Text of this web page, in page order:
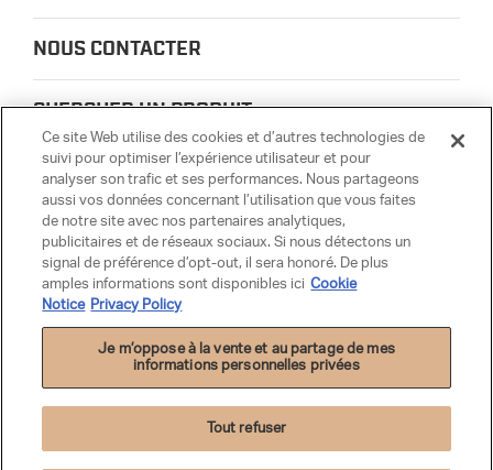
NOUS CONTACTER
CHERCHER UN PRODUIT
À PROPOS DE NOUS
CONFIDENTIALITÉ
PARTSMATTER
Cookie Settings|Cookie Notice
d’utilisation| Pour obtenir les détails complets du concours et connaître les
Ce site Web utilise des cookies et d’autres technologies de
suivi pour optimiser l’expérience utilisateur et pour
analyser son trafic et ses performances. Nous partageons
aussi vos données concernant l’utilisation que vous faites
de notre site avec nos partenaires analytiques,
publicitaires et de réseaux sociaux. Si nous détectons un
signal de préférence d’opt-out, il sera honoré. De plus
amples informations sont disponibles ici Cookie
NoticePrivacy Policy
Je m’oppose à la vente et au partage de mes
informations personnelles privées
Tout refuser